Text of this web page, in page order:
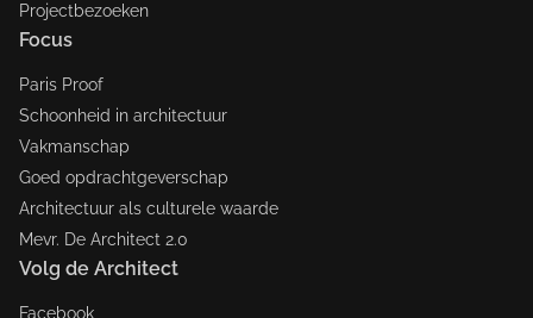
Projectbezoeken
Focus
Paris Proof
Schoonheid in architectuur
Vakmanschap
Goed opdrachtgeverschap
Architectuur als culturele waarde
Mevr. De Architect 2.0
Volg de Architect
Facebook